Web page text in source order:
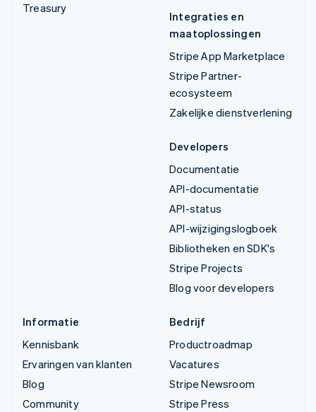
Treasury
Integraties en
maatoplossingen
Stripe App Marketplace
Stripe Partner-
ecosysteem
Zakelijke dienstverlening
Developers
Documentatie
API-documentatie
API-status
API-wijzigingslogboek
Bibliotheken en SDK's
Stripe Projects
Blog voor developers
Informatie
Kennisbank
Ervaringen van klanten
Blog
Community
Bedrijf
Productroadmap
Vacatures
Stripe Newsroom
Stripe Press